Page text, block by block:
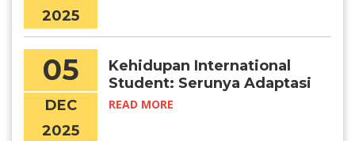
2025
05
DEC
2025
Kehidupan International
Student: Serunya Adaptasi
di Korea
READ MORE